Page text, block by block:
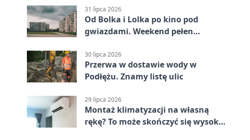
31 lipca 2026
Od Bolka i Lolka po kino pod
gwiazdami. Weekend pełen
30 lipca 2026
Przerwa w dostawie wody w
Podłężu. Znamy listę ulic
29 lipca 2026
Montaż klimatyzacji na własną
rękę? To może skończyć się wysoką